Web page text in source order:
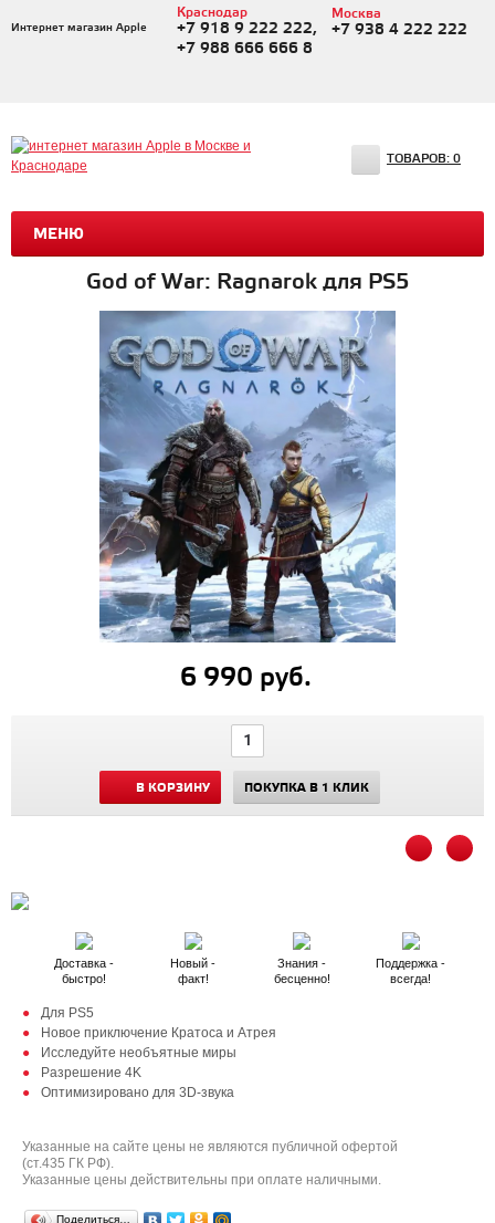
Интернет магазин Apple
Краснодар
+7 918 9 222 222,
+7 988 666 666 8
Москва
+7 938 4 222 222
МЕНЮ
ТОВАРОВ: 0
God of War: Ragnarok для PS5
6 990 руб.
В КОРЗИНУ ПОКУПКА В 1 КЛИК
Доставка -
быстро!
Новый -
факт!
Знания -
бесценно!
Поддержка -
всегда!
Для PS5
Новое приключение Кратоса и Атрея
Исследуйте необъятные миры
Разрешение 4K
Оптимизировано для 3D-звука
Указанные на сайте цены не являются публичной офертой
(ст.435 ГК РФ).
Указанные цены действительны при оплате наличными.
Поделиться…